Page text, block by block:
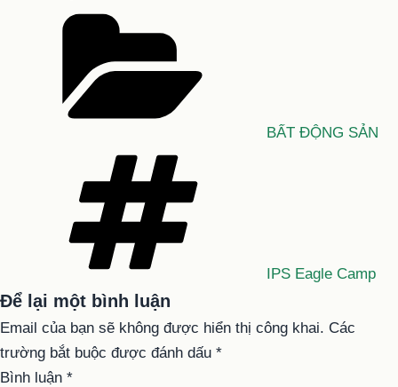
BẤT ĐỘNG SẢN
IPS Eagle Camp
Để lại một bình luận
Email của bạn sẽ không được hiển thị công khai. Các
trường bắt buộc được đánh dấu *
Bình luận *